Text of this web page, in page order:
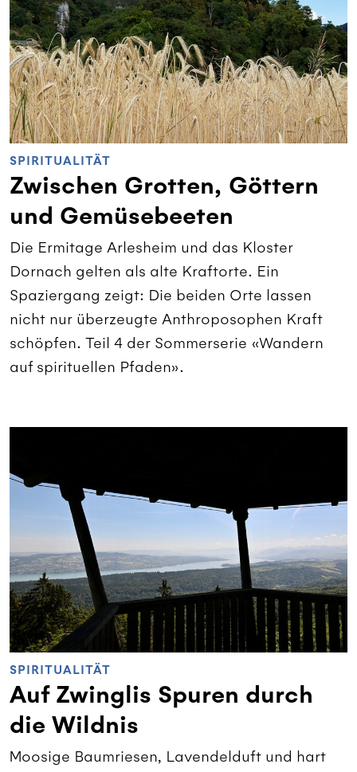
SPIRITUALITÄT
Zwischen Grotten, Göttern
und Gemüsebeeten
Die Ermitage Arlesheim und das Kloster
Dornach gelten als alte Kraftorte. Ein
Spaziergang zeigt: Die beiden Orte lassen
nicht nur überzeugte Anthroposophen Kraft
schöpfen. Teil 4 der Sommerserie «Wandern
auf spirituellen Pfaden».
SPIRITUALITÄT
Auf Zwinglis Spuren durch
die Wildnis
Moosige Baumriesen, Lavendelduft und hart